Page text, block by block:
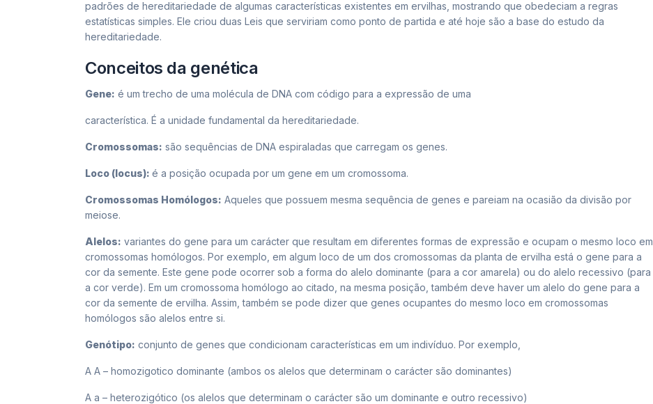
padrões de hereditariedade de algumas características existentes em ervilhas, mostrando que obedeciam a regras
estatísticas simples. Ele criou duas Leis que serviriam como ponto de partida e até hoje são a base do estudo da
hereditariedade.
Conceitos da genética
Gene: é um trecho de uma molécula de DNA com código para a expressão de uma
característica. É a unidade fundamental da hereditariedade.
Cromossomas: são sequências de DNA espiraladas que carregam os genes.
Loco (locus): é a posição ocupada por um gene em um cromossoma.
Cromossomas Homólogos: Aqueles que possuem mesma sequência de genes e pareiam na ocasião da divisão por
meiose.
Alelos: variantes do gene para um carácter que resultam em diferentes formas de expressão e ocupam o mesmo loco em
cromossomas homólogos. Por exemplo, em algum loco de um dos cromossomas da planta de ervilha está o gene para a
cor da semente. Este gene pode ocorrer sob a forma do alelo dominante (para a cor amarela) ou do alelo recessivo (para
a cor verde). Em um cromossoma homólogo ao citado, na mesma posição, também deve haver um alelo do gene para a
cor da semente de ervilha. Assim, também se pode dizer que genes ocupantes do mesmo loco em cromossomas
homólogos são alelos entre si.
Genótipo: conjunto de genes que condicionam características em um indivíduo. Por exemplo,
A A – homozigotico dominante (ambos os alelos que determinam o carácter são dominantes)
A a – heterozigótico (os alelos que determinam o carácter são um dominante e outro recessivo)